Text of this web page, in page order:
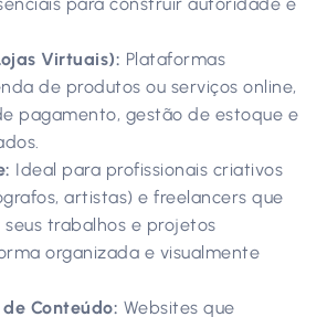
Virtuais): Plataformas
de produtos ou serviços online,
pagamento, gestão de estoque e
Ideal para profissionais criativos
artistas) e freelancers que
trabalhos e projetos
organizada e visualmente
Conteúdo: Websites que